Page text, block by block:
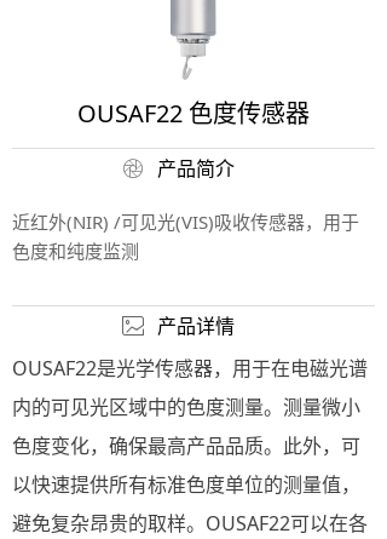
OUSAF22 色度传感器
产品简介
近红外(NIR) /可见光(VIS)吸收传感器，用于
色度和纯度监测
产品详情
OUSAF22是光学传感器，用于在电磁光谱
内的可见光区域中的色度测量。测量微小
色度变化，确保最高产品品质。此外，可
以快速提供所有标准色度单位的测量值，
避免复杂昂贵的取样。OUSAF22可以在各
ꁵ
ꂈ